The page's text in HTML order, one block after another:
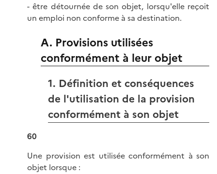
- être détournée de son objet, lorsqu'elle reçoit
un emploi non conforme à sa destination.
A. Provisions utilisées
conformément à leur objet
1. Définition et conséquences
de l'utilisation de la provision
conformément à son objet
60
Une provision est utilisée conformément à son
objet lorsque :